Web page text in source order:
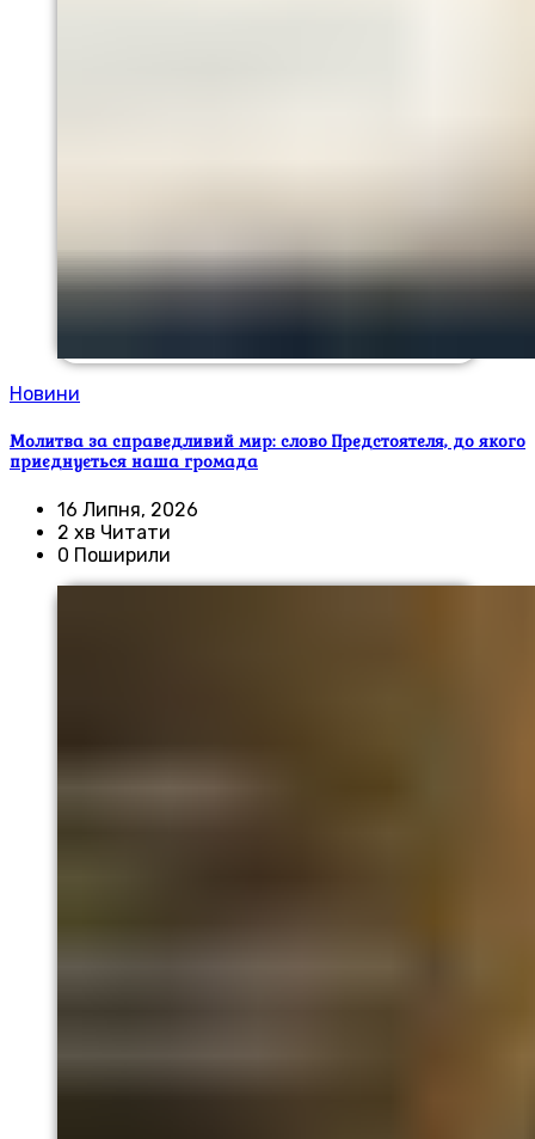
Новини
Молитва за справедливий мир: слово Предстоятеля, до якого
приєднується наша громада
16 Липня, 2026
2 хв Читати
0 Поширили